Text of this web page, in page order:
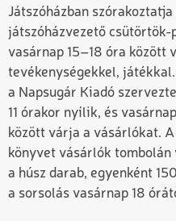
Játszóházban
játszóházvezető csütörtök-
vasárnap 15–18 óra között
tevékenységekkel,
a Napsugár Kiadó
11 órakor nyílik, és
között várja a vásárlókat.
könyvet vásárlók
a húsz darab, egyenként
a sorsolás vasárnap 18